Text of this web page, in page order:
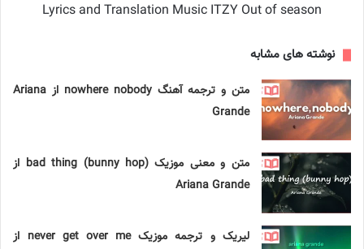
Lyrics and Translation Music ITZY Out of season
نوشته های مشابه
متن و ترجمه آهنگ nowhere nobody از Ariana
Grande
متن و معنی موزیک bad thing (bunny hop) از
Ariana Grande
لیریک و ترجمه موزیک never get over me از